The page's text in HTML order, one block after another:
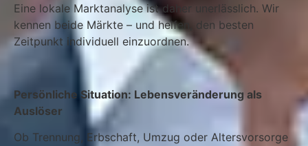
Eine lokale Marktanalyse ist daher unerlässlich. Wir
kennen beide Märkte – und helfen, den besten
Zeitpunkt individuell einzuordnen.
Persönliche Situation: Lebensveränderung als
Auslöser
Ob Trennung, Erbschaft, Umzug oder Altersvorsorge